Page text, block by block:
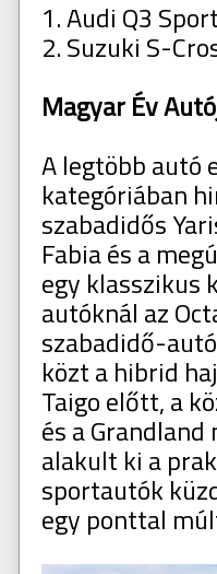
1. Audi Q3
2. Suzuki S-
Magyar Év
A legtöbb autó
kategóriában
szabadidős
Fabia és a
egy klasszikus
autóknál az
szabadidő-
közt a hibrid
Taigo előtt, a
és a
alakult ki a
sportautók
egy ponttal